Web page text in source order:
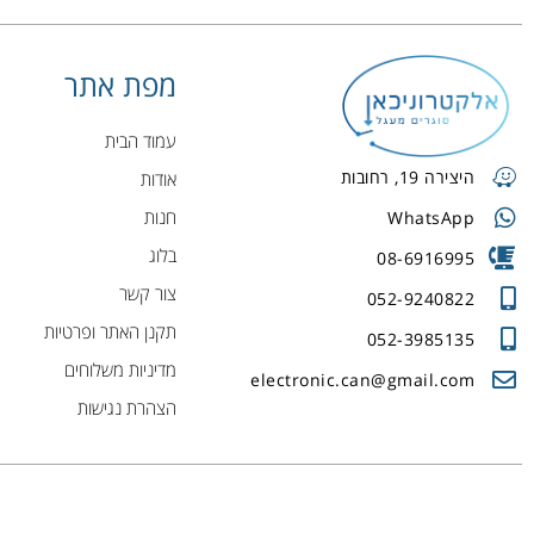
היצירה 19, רחובות
WhatsApp
08-6916995
052-9240822
052-3985135
electronic.can@gmail.com
מפת אתר
עמוד הבית
אודות
חנות
בלוג
צור קשר
תקנן האתר ופרטיות
מדיניות משלוחים
הצהרת נגישות